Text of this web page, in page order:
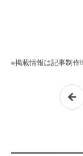
※掲載情報は記事制作